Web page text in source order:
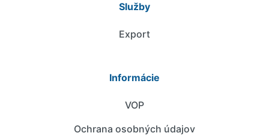
Služby
Export
Informácie
VOP
Ochrana osobných údajov